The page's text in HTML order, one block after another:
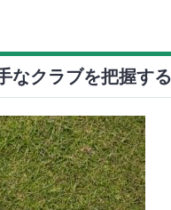
なクラブを把握する